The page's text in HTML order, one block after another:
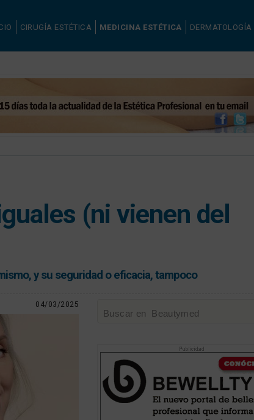
CIRUGÍA ESTÉTICA MEDICINA ESTÉTICA DERMATOLOGÍA
(ni vienen del
y su seguridad o eficacia, tampoco
04/03/2025